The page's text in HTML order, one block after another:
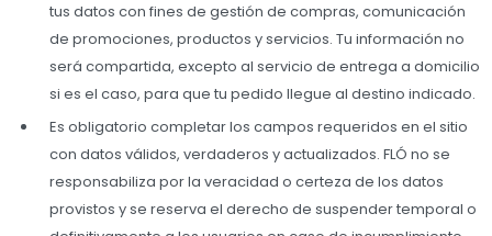
tus datos con fines de gestión de compras, comunicación
de promociones, productos y servicios. Tu información no
será compartida, excepto al servicio de entrega a domicilio
si es el caso, para que tu pedido llegue al destino indicado.
Es obligatorio completar los campos requeridos en el sitio
con datos válidos, verdaderos y actualizados. FLÓ no se
responsabiliza por la veracidad o certeza de los datos
provistos y se reserva el derecho de suspender temporal o